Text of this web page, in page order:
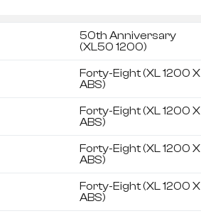
50th Anniversary
(XL50 1200)
Forty-Eight (XL 1200 X
ABS)
Forty-Eight (XL 1200 X
ABS)
Forty-Eight (XL 1200 X
ABS)
Forty-Eight (XL 1200 X
ABS)